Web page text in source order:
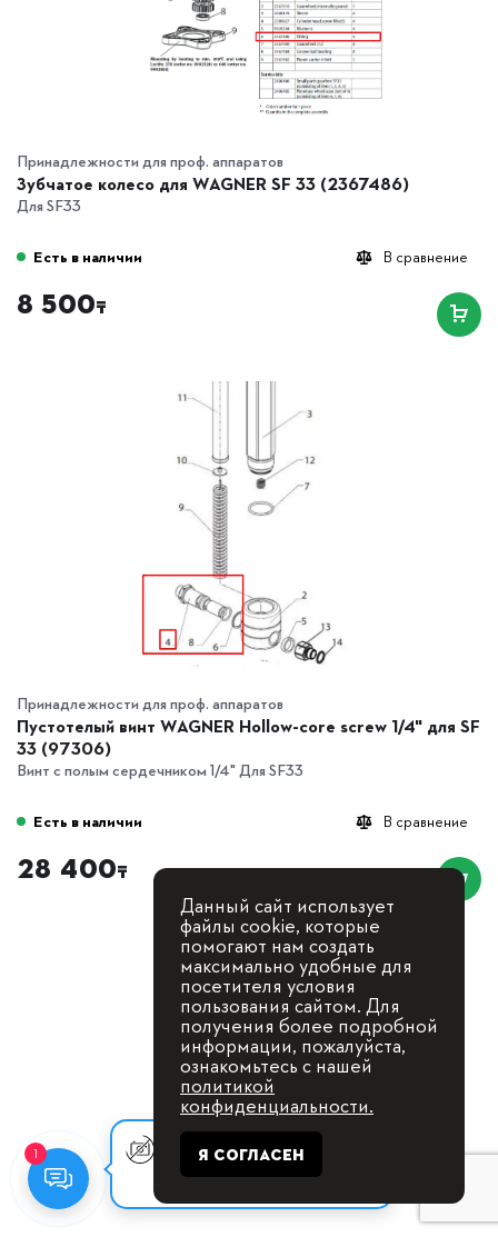
Принадлежности для проф. аппаратов
Зубчатое колесо для WAGNER SF 33 (2367486)
Для SF33
В сравнение
Есть в наличии
8 500₸
Принадлежности для проф. аппаратов
Пустотелый винт WAGNER Hollow-core screw 1/4" для SF
33 (97306)
Винт с полым сердечником 1/4" Для SF33
В сравнение
Есть в наличии
28 400₸
1
Оставьте заявку, мы с Вами
свяжемся для
Данный сайт использует
файлы cookie, которые
помогают нам создать
максимально удобные для
посетителя условия
пользования сайтом. Для
получения более подробной
информации, пожалуйста,
ознакомьтесь с нашей
политикой
конфиденциальности.
Я СОГЛАСЕН